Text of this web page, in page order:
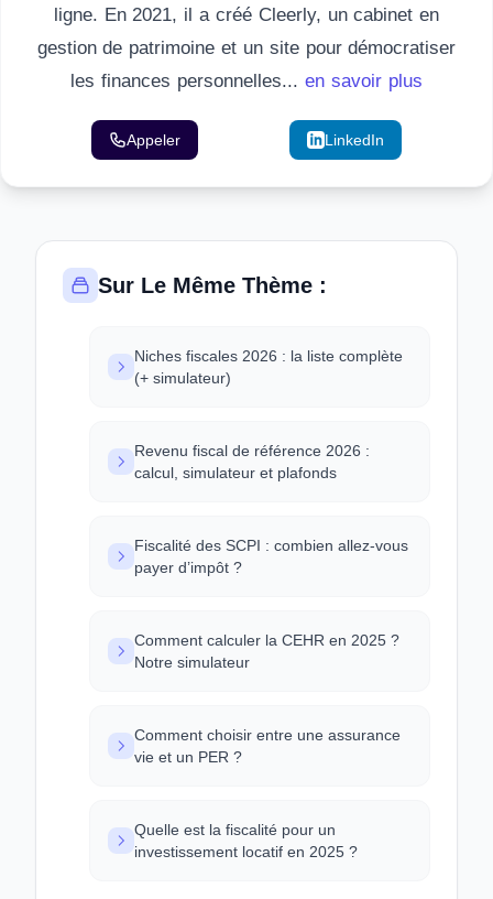
ligne. En 2021, il a créé Cleerly, un cabinet en
gestion de patrimoine et un site pour démocratiser
les finances personnelles... en savoir plus
Appeler LinkedIn
Sur Le Même Thème :
Niches fiscales 2026 : la liste complète
(+ simulateur)
Revenu fiscal de référence 2026 :
calcul, simulateur et plafonds
Fiscalité des SCPI : combien allez-vous
payer d’impôt ?
Comment calculer la CEHR en 2025 ?
Notre simulateur
Comment choisir entre une assurance
vie et un PER ?
Quelle est la fiscalité pour un
investissement locatif en 2025 ?